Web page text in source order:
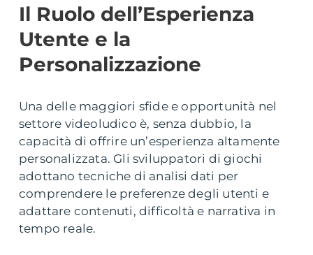
Il Ruolo dell’Esperienza
Utente e la
Personalizzazione
Una delle maggiori sfide e opportunità nel
settore videoludico è, senza dubbio, la
capacità di offrire un’esperienza altamente
personalizzata. Gli sviluppatori di giochi
adottano tecniche di analisi dati per
comprendere le preferenze degli utenti e
adattare contenuti, difficoltà e narrativa in
tempo reale.